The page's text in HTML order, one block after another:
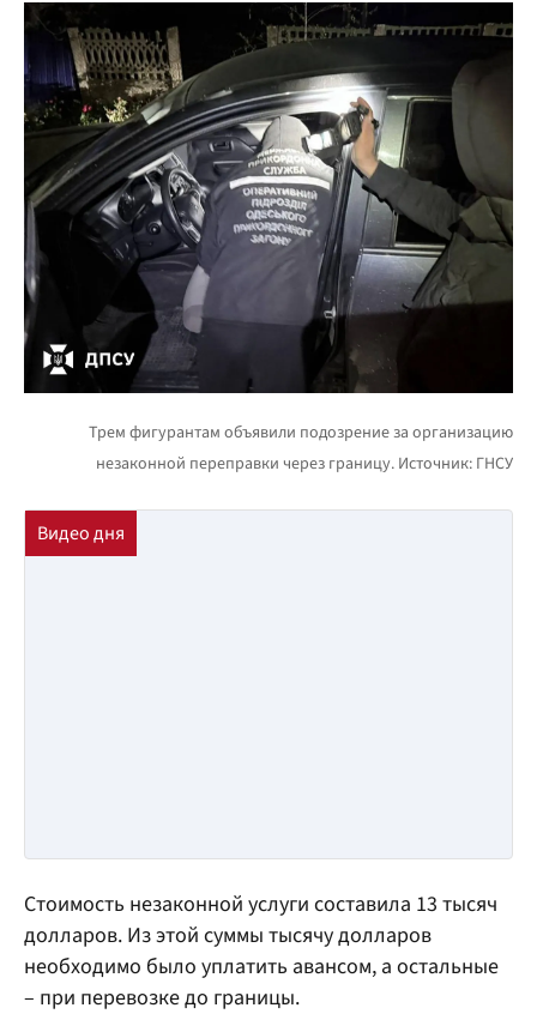
Стоимость незаконной услуги составила 13 тысяч
долларов. Из этой суммы тысячу долларов
необходимо было уплатить авансом, а остальные
– при перевозке до границы.